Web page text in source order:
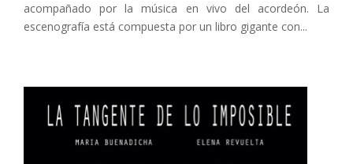
acompañado por la música en vivo del acordeón. La
escenografía está compuesta por un libro gigante con...